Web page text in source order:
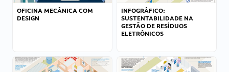
OFICINA MECÂNICA COM
DESIGN
INFOGRÁFICO:
SUSTENTABILIDADE NA
GESTÃO DE RESÍDUOS
ELETRÔNICOS